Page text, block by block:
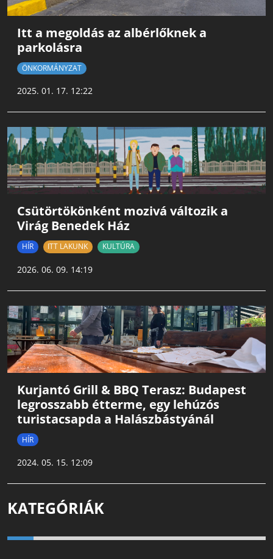
Itt a megoldás az albérlőknek a
parkolásra
ÖNKORMÁNYZAT
2025. 01. 17. 12:22
Csütörtökönként mozivá változik a
Virág Benedek Ház
HÍR ITT LAKUNK KULTÚRA
2026. 06. 09. 14:19
Kurjantó Grill & BBQ Terasz: Budapest
legrosszabb étterme, egy lehúzós
turistacsapda a Halászbástyánál
HÍR
2024. 05. 15. 12:09
KATEGÓRIÁK